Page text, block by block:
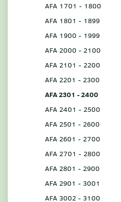
AFA 1701 - 1800
AFA 1801 - 1899
AFA 1900 - 1999
AFA 2000 - 2100
AFA 2101 - 2200
AFA 2201 - 2300
AFA 2301 - 2400
AFA 2401 - 2500
AFA 2501 - 2600
AFA 2601 - 2700
AFA 2701 - 2800
AFA 2801 - 2900
AFA 2901 - 3001
AFA 3002 - 3100